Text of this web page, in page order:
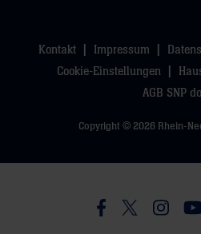
Kontakt Impressum
Cookie-Einstellungen
AGB SNP
Copyright © 2026 Rhein-
Besucht uns auf
Besucht